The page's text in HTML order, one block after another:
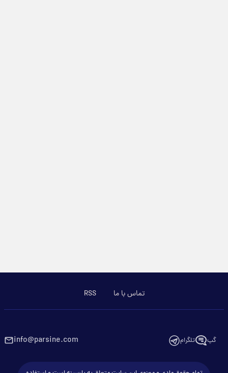
تماس با ما RSS
گپ تلگرام info@parsine.com